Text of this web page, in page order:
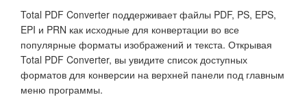
Total PDF Converter поддерживает файлы PDF, PS, EPS,
EPI и PRN как исходные для конвертации во все
популярные форматы изображений и текста. Открывая
Total PDF Converter, вы увидите список доступных
форматов для конверсии на верхней панели под главным
меню программы.